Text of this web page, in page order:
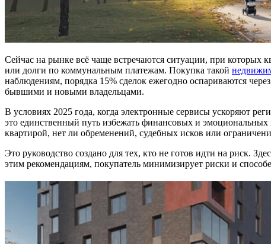
Сейчас на рынке всё чаще встречаются ситуации, при которых
или долги по коммунальным платежам. Покупка такой
наблюдениям, порядка 15% сделок ежегодно оспариваются
бывшими и новыми владельцами.
В условиях 2025 года, когда электронные сервисы ускоряют
это единственный путь избежать финансовых и эмоциональных
квартирой, нет ли обременений, судебных исков или
Это руководство создано для тех, кто не готов идти на риск.
этим рекомендациям, покупатель минимизирует риски и